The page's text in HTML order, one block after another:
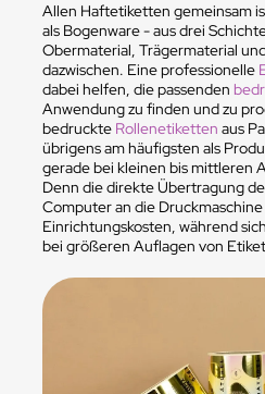
Allen Haftetiketten gemeinsam
als Bogenware - aus drei
Obermaterial, Trägermaterial
dazwischen. Eine professionelle
dabei helfen, die passenden
Anwendung zu finden und zu
bedruckte Rollenetiketten aus
übrigens am häufigsten als
gerade bei kleinen bis mittleren
Denn die direkte Übertragung
Computer an die
Einrichtungskosten, während
bei größeren Auflagen von